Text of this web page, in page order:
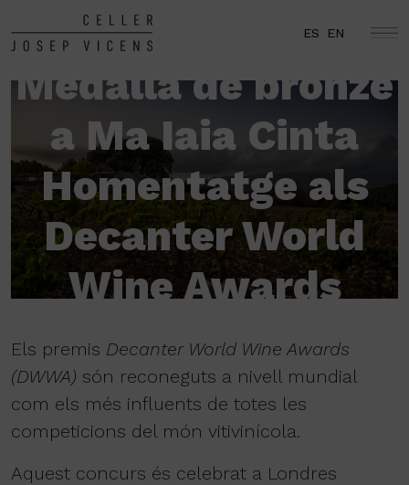
ES EN
Medalla de bronze
a Ma Iaia Cinta
Homentatge als
Decanter World
Wine Awards
Els premis Decanter World Wine Awards
(DWWA) són reconeguts a nivell mundial
com els més influents de totes les
competicions del món vitivinícola.
Aquest concurs és celebrat a Londres